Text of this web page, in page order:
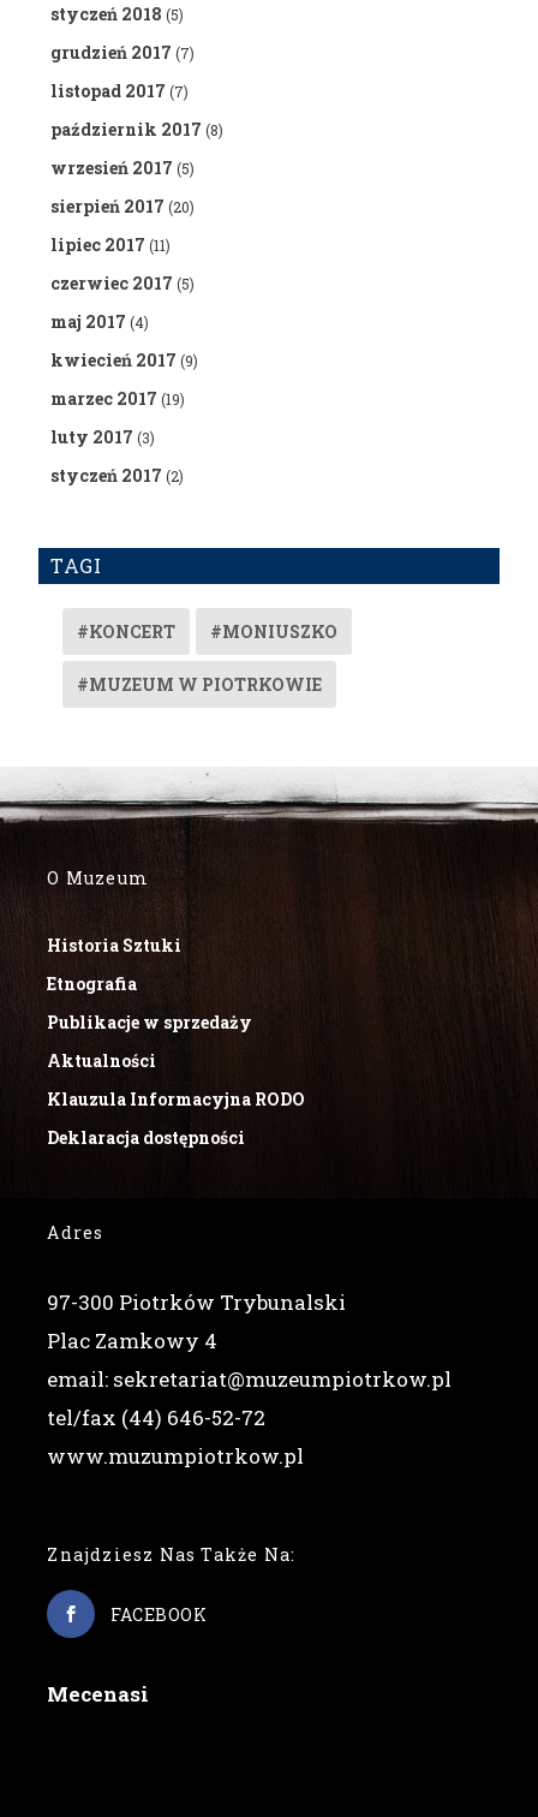
styczeń 2018 (5)
grudzień 2017 (7)
listopad 2017 (7)
październik 2017 (8)
wrzesień 2017 (5)
sierpień 2017 (20)
lipiec 2017 (11)
czerwiec 2017 (5)
maj 2017 (4)
kwiecień 2017 (9)
marzec 2017 (19)
luty 2017 (3)
styczeń 2017 (2)
TAGI
#KONCERT #MONIUSZKO
#MUZEUM W PIOTRKOWIE
O Muzeum
Historia Sztuki
Etnografia
Publikacje w sprzedaży
Aktualności
Klauzula Informacyjna RODO
Deklaracja dostępności
Adres
97-300 Piotrków Trybunalski
Plac Zamkowy 4
email: sekretariat@muzeumpiotrkow.pl
tel/fax (44) 646-52-72
www.muzumpiotrkow.pl
Znajdziesz Nas Także Na:
FACEBOOK
Mecenasi